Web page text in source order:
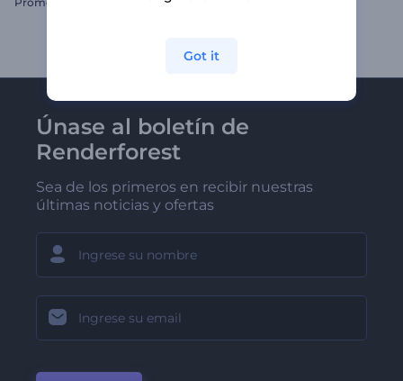
Únase al boletín de
Renderforest
Sea de los primeros en recibir nuestras
últimas noticias y ofertas
Got it